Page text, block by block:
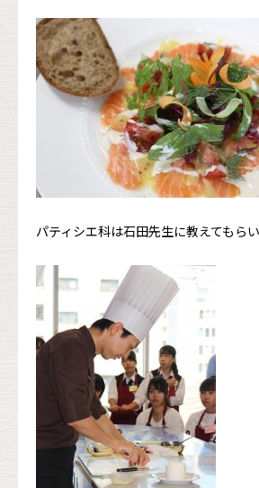
パティシエ科は石田先生に教えてもらい